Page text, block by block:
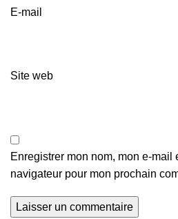
E-mail
Site web
Enregistrer mon nom, mon e-mail
navigateur pour mon prochain